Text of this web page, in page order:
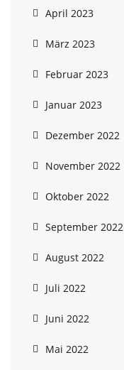
April 2023
März 2023
Februar 2023
Januar 2023
Dezember 2022
November 2022
Oktober 2022
September 2022
August 2022
Juli 2022
Juni 2022
Mai 2022